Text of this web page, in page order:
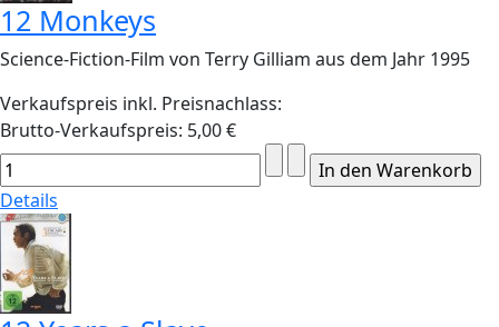
12 Monkeys
Science-Fiction-Film von Terry Gilliam aus dem Jahr 1995
Verkaufspreis inkl. Preisnachlass:
Brutto-Verkaufspreis: 5,00 €
Details